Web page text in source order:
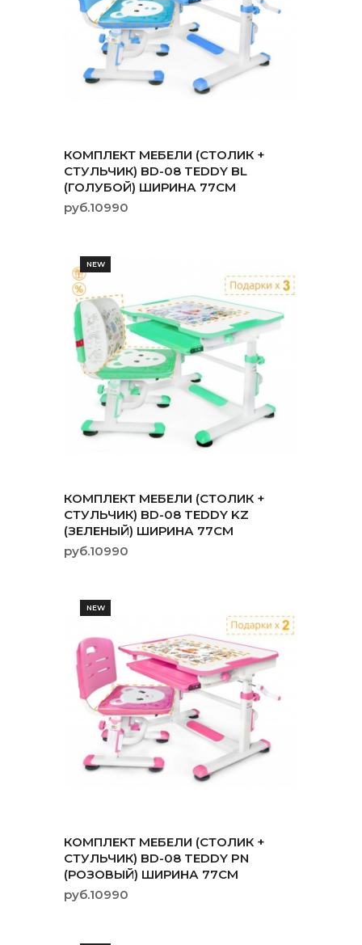
КОМПЛЕКТ МЕБЕЛИ (СТОЛИК +
СТУЛЬЧИК) BD-08 TEDDY BL
(ГОЛУБОЙ) ШИРИНА 77СМ
руб.10990
NEW
КОМПЛЕКТ МЕБЕЛИ (СТОЛИК +
СТУЛЬЧИК) BD-08 TEDDY KZ
(ЗЕЛЕНЫЙ) ШИРИНА 77СМ
руб.10990
NEW
КОМПЛЕКТ МЕБЕЛИ (СТОЛИК +
СТУЛЬЧИК) BD-08 TEDDY PN
(РОЗОВЫЙ) ШИРИНА 77СМ
руб.10990